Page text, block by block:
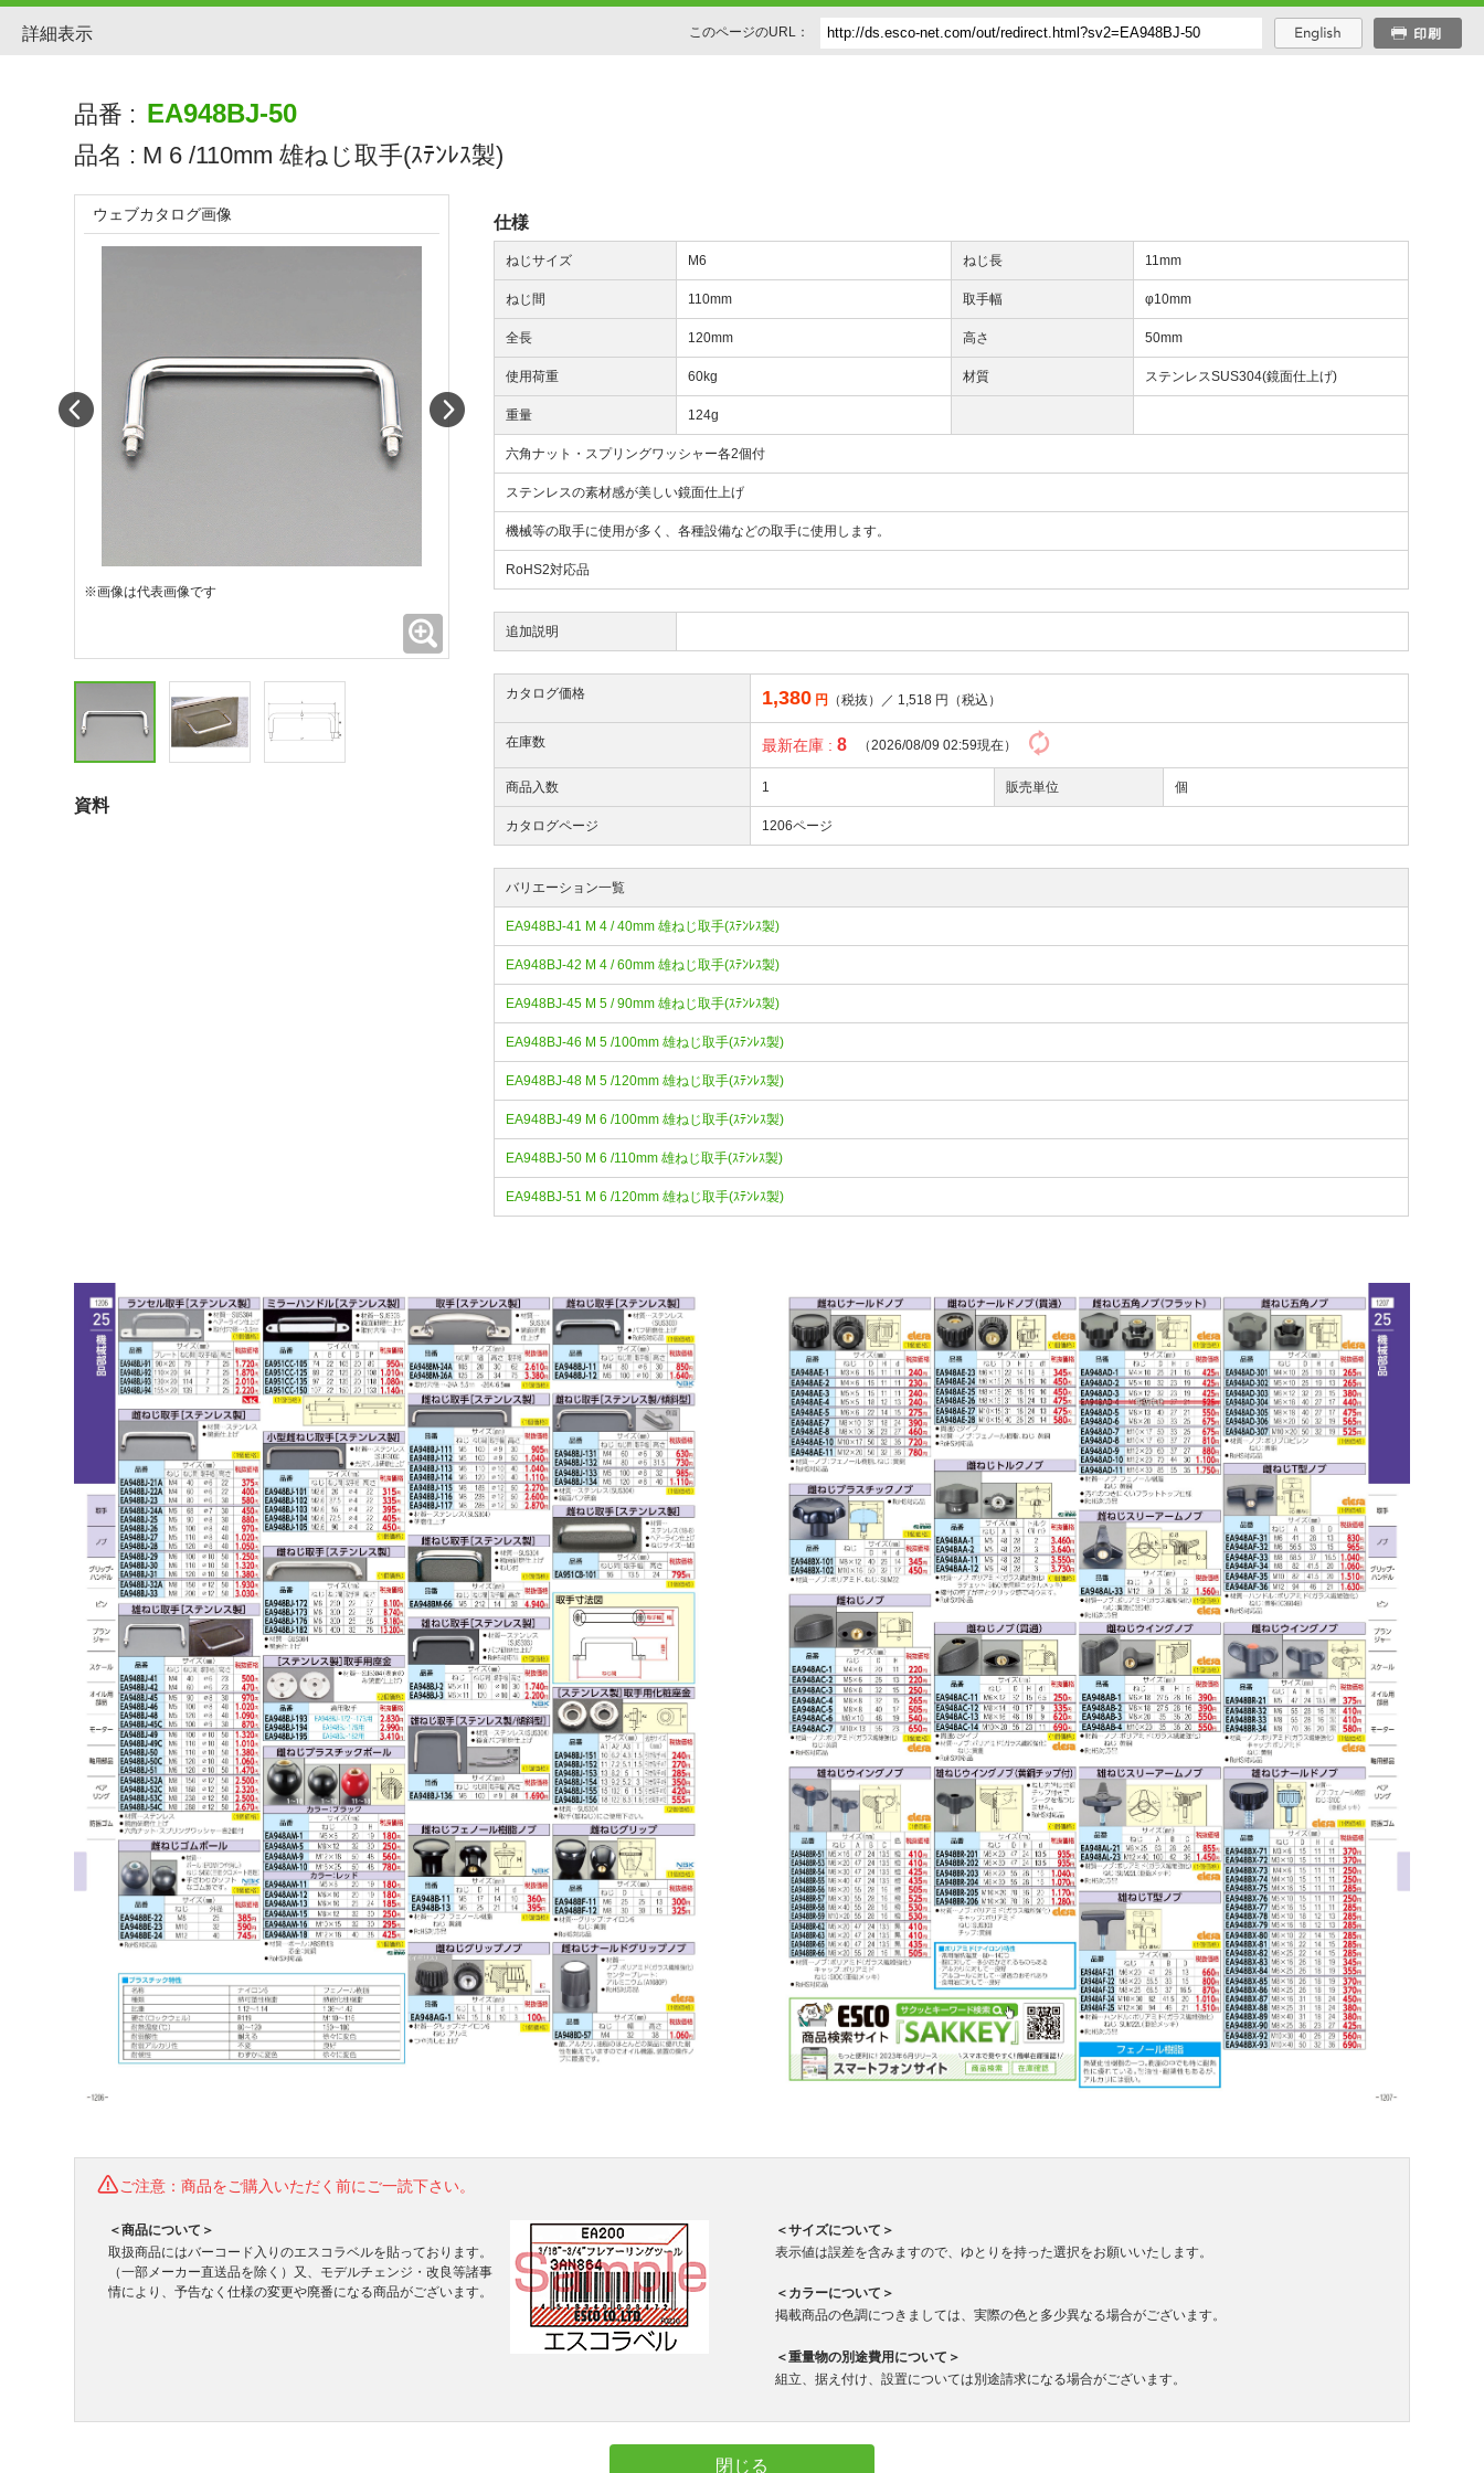
詳細表示 このページのURL：
品番 : EA948BJ-50
品名 : M 6 /110mm 雄ねじ取手(ｽﾃﾝﾚｽ製)
仕様
ねじサイズ M6 ねじ長 11mm
ねじ間 110mm 取手幅 φ10mm
全長 120mm 高さ 50mm
使用荷重 60kg 材質 ステンレスSUS304(鏡面仕上げ)
重量 124g
六角ナット・スプリングワッシャー各2個付
ステンレスの素材感が美しい鏡面仕上げ
機械等の取手に使用が多く、各種設備などの取手に使用します。
RoHS2対応品
追加説明
カタログ価格 1,380 円 （税抜）／ 1,518 円（税込）
在庫数 最新在庫 :8 （2026/08/09 02:59現在）
商品入数 1 販売単位 個
カタログページ 1206ページ
バリエーション一覧
EA948BJ-41 M 4 / 40mm 雄ねじ取手(ｽﾃﾝﾚｽ製)
EA948BJ-42 M 4 / 60mm 雄ねじ取手(ｽﾃﾝﾚｽ製)
EA948BJ-45 M 5 / 90mm 雄ねじ取手(ｽﾃﾝﾚｽ製)
EA948BJ-46 M 5 /100mm 雄ねじ取手(ｽﾃﾝﾚｽ製)
EA948BJ-48 M 5 /120mm 雄ねじ取手(ｽﾃﾝﾚｽ製)
EA948BJ-49 M 6 /100mm 雄ねじ取手(ｽﾃﾝﾚｽ製)
EA948BJ-50 M 6 /110mm 雄ねじ取手(ｽﾃﾝﾚｽ製)
EA948BJ-51 M 6 /120mm 雄ねじ取手(ｽﾃﾝﾚｽ製)
ウェブカタログ画像
※画像は代表画像です
資料
ご注意：商品をご購入いただく前にご一読下さい。
＜商品について＞
取扱商品にはバーコード入りのエスコラベルを貼っております。
（一部メーカー直送品を除く）又、モデルチェンジ・改良等諸事
情により、予告なく仕様の変更や廃番になる商品がございます。
＜サイズについて＞
表示値は誤差を含みますので、ゆとりを持った選択をお願いいたします。
＜カラーについて＞
掲載商品の色調につきましては、実際の色と多少異なる場合がございます。
＜重量物の別途費用について＞
組立、据え付け、設置については別途請求になる場合がございます。
閉じる